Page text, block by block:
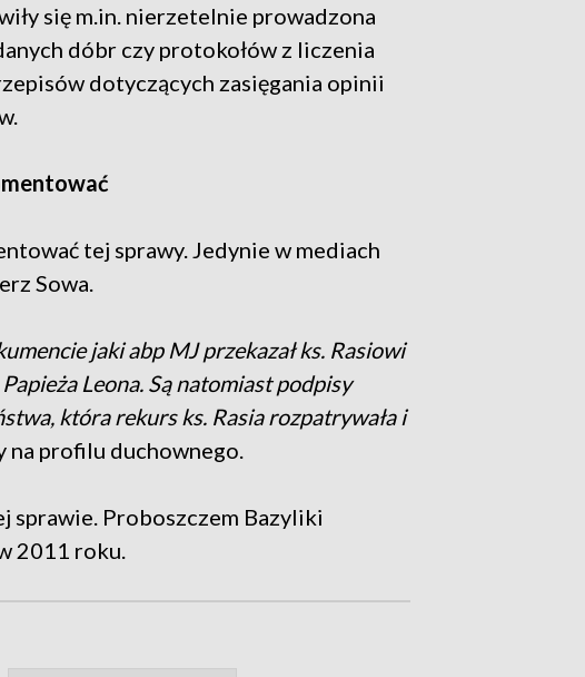
się m.in. nierzetelnie prowadzona
dóbr czy protokołów z liczenia
dotyczących zasięgania opinii
tej sprawy. Jedynie w mediach
Sowa.
jaki abp MJ przekazał ks. Rasiowi
Leona. Są natomiast podpisy
która rekurs ks. Rasia rozpatrywała i
na profilu duchownego.
sprawie. Proboszczem Bazyliki
2011 roku.